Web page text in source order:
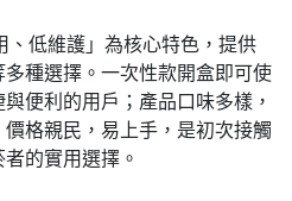
、低維護」為核心特色，提供
種選擇。一次性款開盒即可使
便利的用戶；產品口味多樣，
格親民，易上手，是初次接觸
的實用選擇。